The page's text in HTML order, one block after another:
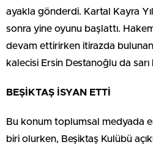
ayakla gönderdi. Kartal Kayra
sonra yine oyunu başlattı.
devam ettirirken itirazda bulunan
kalecisi Ersin Destanoğlu da
BEŞİKTAŞ İSYAN ETTİ
Bu konum toplumsal medyada
biri olurken, Beşiktaş Kulübü